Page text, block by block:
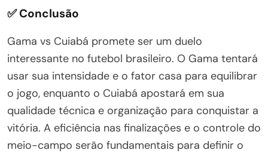
✅ Conclusão
Gama vs Cuiabá promete ser um duelo
interessante no futebol brasileiro. O Gama tentará
usar sua intensidade e o fator casa para equilibrar
o jogo, enquanto o Cuiabá apostará em sua
qualidade técnica e organização para conquistar a
vitória. A eficiência nas finalizações e o controle do
meio-campo serão fundamentais para definir o